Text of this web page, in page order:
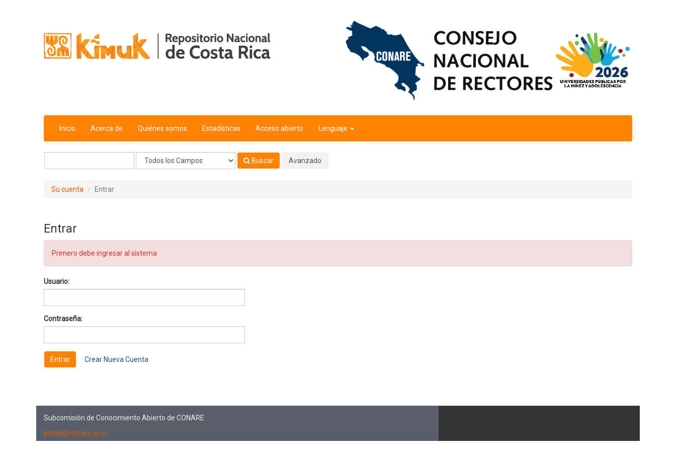
Inicio Acerca de Quiénes somos Estadísticas Acceso abierto Lenguaje
Buscar Avanzado
Su cuenta Entrar
Entrar
Primero debe ingresar al sistema
Usuario:
Contraseña:
Crear Nueva Cuenta
Subcomisión de Conocimiento Abierto de CONARE
kimuk@conare.ac.cr